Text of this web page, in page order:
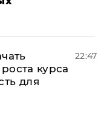
курса
для
22:47